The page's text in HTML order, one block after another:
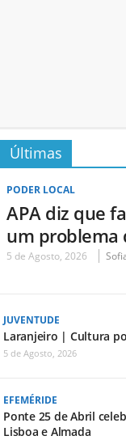
Últimas
PODER LOCAL
APA diz que
um problema
5 de Agosto, 2026
JUVENTUDE
Laranjeiro | Cultura
5 de Agosto, 2026
EFEMÉRIDE
Ponte 25 de Abril
Lisboa e Almada